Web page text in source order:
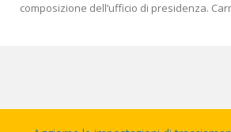
composizione dell’ufficio di presidenza.